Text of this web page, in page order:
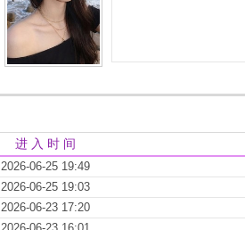
进 入 时 间
2026-06-25 19:49
2026-06-25 19:03
2026-06-23 17:20